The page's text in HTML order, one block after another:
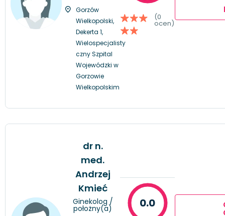
Gorzów
Wielkopolski,
Dekerta 1,
Wielospecjalisty
czny Szpital
Wojewódzki w
Gorzowie
Wielkopolskim
(0
ocen)
dr n.
med.
Andrzej
Kmieć
Ginekolog /
położny(a) 0.0